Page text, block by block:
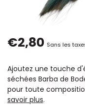
€2,80 Sans les
Ajoutez une touche
séchées Barba de
pour toute
savoir plus.